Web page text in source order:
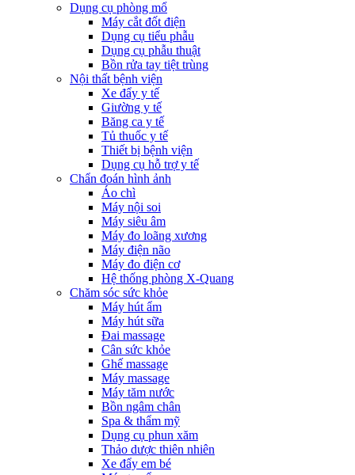
Dụng cụ phòng mổ
Máy cắt đốt điện
Dụng cụ tiểu phẫu
Dụng cụ phẫu thuật
Bồn rửa tay tiệt trùng
Nội thất bệnh viện
Xe đẩy y tế
Giường y tế
Băng ca y tế
Tủ thuốc y tế
Thiết bị bệnh viện
Dụng cụ hỗ trợ y tế
Chẩn đoán hình ảnh
Áo chì
Máy nội soi
Máy siêu âm
Máy đo loãng xương
Máy điện não
Máy đo điện cơ
Hệ thống phòng X-Quang
Chăm sóc sức khỏe
Máy hút ẩm
Máy hút sữa
Đai massage
Cân sức khỏe
Ghế massage
Máy massage
Máy tăm nước
Bồn ngâm chân
Spa & thẩm mỹ
Dụng cụ phun xăm
Thảo dược thiên nhiên
Xe đẩy em bé